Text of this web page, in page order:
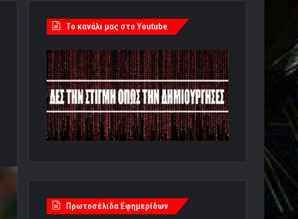
Tο κανάλι μας στο Youtube
Πρωτοσέλιδα Εφημερίδων